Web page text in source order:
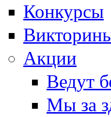
Конкурсы
Акции
Ведут
Мы за